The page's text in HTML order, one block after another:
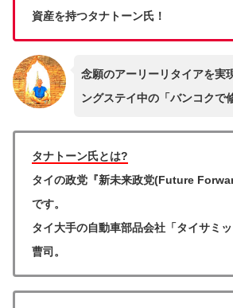
資産を持つタナトーン氏！
念願のアーリーリタイアを実
ングステイ中の「バンコクで
タナトーン氏とは?
タイの政党『新未来政党(Future
です。
タイ大手の自動車部品会社「タイサミ
曹司。